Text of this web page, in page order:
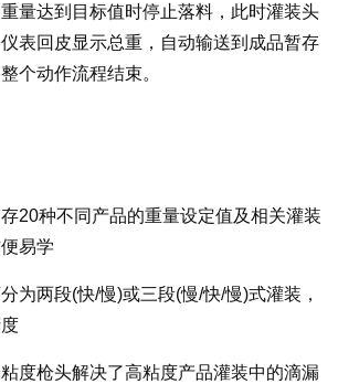
量达到目标值时停止落料，此时灌装头
表回皮显示总重，自动输送到成品暂存
个动作流程结束。
20种不同产品的重量设定值及相关灌装
易学
为两段(快/慢)或三段(慢/快/慢)式灌装，
度枪头解决了高粘度产品灌装中的滴漏